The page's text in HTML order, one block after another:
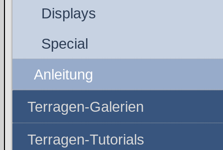
Displays
Special
Anleitung
Terragen-Galerien
Terragen-Tutorials